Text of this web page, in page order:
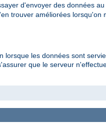
d'envoyer des données
trouver améliorées lorsqu'on
les données sont
que le serveur